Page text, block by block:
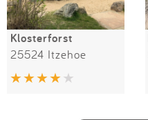
Klosterforst
25524 Itzehoe